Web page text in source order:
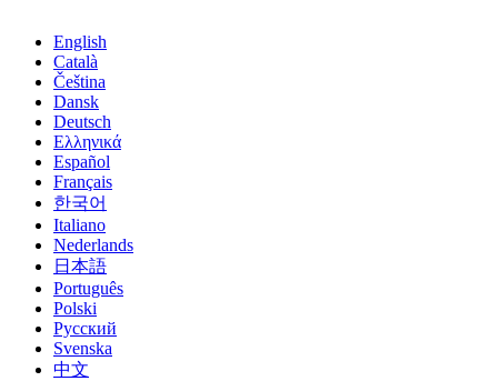
English
Català
Čeština
Dansk
Deutsch
Ελληνικά
Español
Français
한국어
Italiano
Nederlands
日本語
Português
Polski
Русский
Svenska
中文